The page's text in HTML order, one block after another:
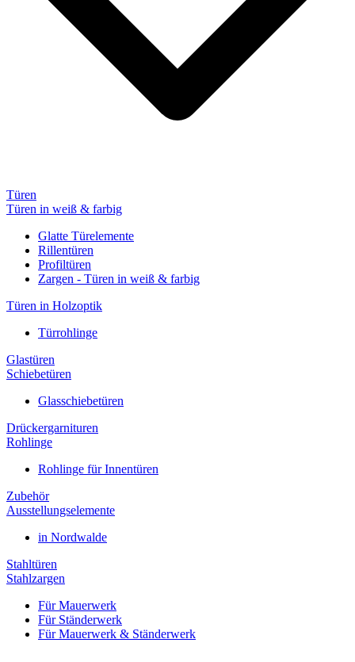
Türen
Türen in weiß & farbig
Glatte Türelemente
Rillentüren
Profiltüren
Zargen - Türen in weiß & farbig
Türen in Holzoptik
Türrohlinge
Glastüren
Schiebetüren
Glasschiebetüren
Drückergarnituren
Rohlinge
Rohlinge für Innentüren
Zubehör
Ausstellungselemente
in Nordwalde
Stahltüren
Stahlzargen
Für Mauerwerk
Für Ständerwerk
Für Mauerwerk & Ständerwerk